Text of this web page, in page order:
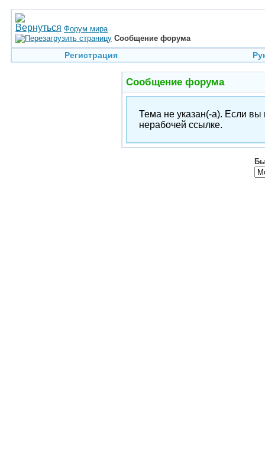
Форум мира
Сообщение форума
Регистрация
Сообщение форума
Тема не указан(-а). Если
нерабочей ссылке.